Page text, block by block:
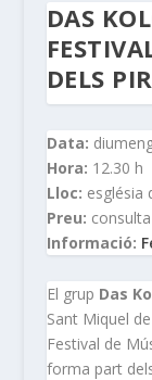
DAS
DELS
Data:
Hora: 12.30 h
Lloc: església
Preu:
Informació:
El grup Das
Sant Miquel
Festival de
forma part